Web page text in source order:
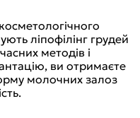
ліпофілінг грудей
методів і
ви отримаєте
молочних залоз